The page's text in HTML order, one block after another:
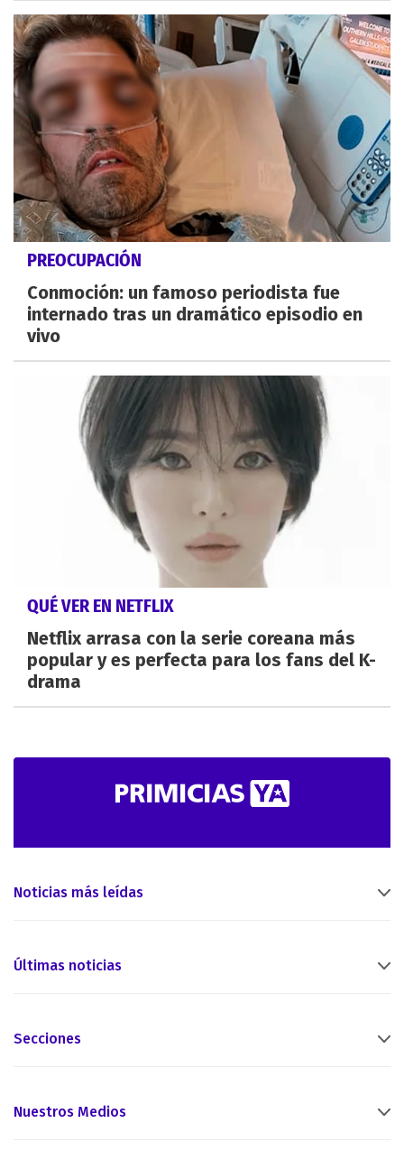
PREOCUPACIÓN
Conmoción: un famoso periodista fue
internado tras un dramático episodio en
vivo
QUÉ VER EN NETFLIX
Netflix arrasa con la serie coreana más
popular y es perfecta para los fans del K-
drama
Noticias más leídas
Últimas noticias
Secciones
Nuestros Medios